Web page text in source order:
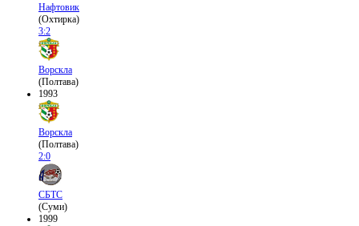
Нафтовик
(Охтирка)
3:2
Ворскла
(Полтава)
1993
Ворскла
(Полтава)
2:0
СБТС
(Суми)
1999